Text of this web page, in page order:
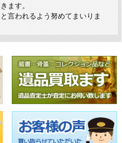
ます。
言われるよう努めてまいりま